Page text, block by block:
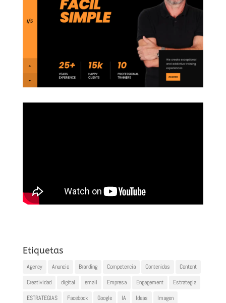
Etiquetas
Agency Anuncio Branding Competencia Contenidos
Content
Creatividad
digital email Empresa Engagement
Estrategia
ESTRATEGIAS
Facebook Google IA Ideas
Imagen